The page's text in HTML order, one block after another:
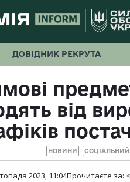
ДОВІДНИК РЕКРУТА
від
НОВИНИ
2023, 11:04Прочитаєте за: